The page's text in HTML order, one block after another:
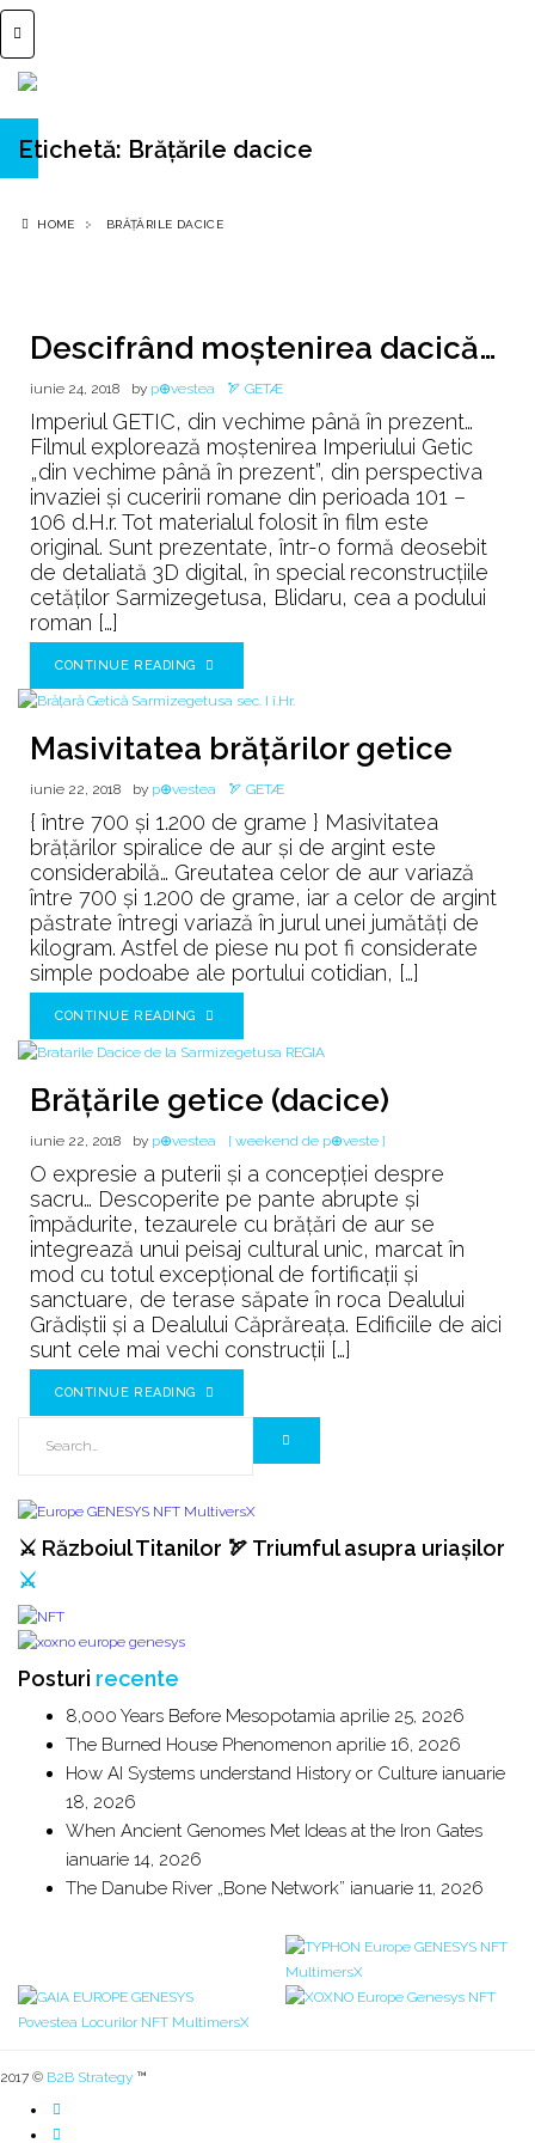
Etichetă: Brățările dacice
HOME BRĂȚĂRILE DACICE
Descifrând moştenirea dacică…
iunie 24, 2018 by p⊕vestea 🏹 GETÆ
Imperiul GETIC, din vechime până în prezent…
Filmul explorează moştenirea Imperiului Getic
„din vechime până în prezent”, din perspectiva
invaziei şi cuceririi romane din perioada 101 –
106 d.H.r. Tot materialul folosit în film este
original. Sunt prezentate, într-o formă deosebit
de detaliată 3D digital, în special reconstrucţiile
cetăţilor Sarmizegetusa, Blidaru, cea a podului
roman […]
CONTINUE READING
Masivitatea brățărilor getice
iunie 22, 2018 by p⊕vestea 🏹 GETÆ
{ între 700 şi 1.200 de grame } Masivitatea
brăţărilor spiralice de aur şi de argint este
considerabilă… Greutatea celor de aur variază
între 700 şi 1.200 de grame, iar a celor de argint
păstrate întregi variază în jurul unei jumătăţi de
kilogram. Astfel de piese nu pot fi considerate
simple podoabe ale portului cotidian, […]
CONTINUE READING
Brățările getice (dacice)
iunie 22, 2018 by p⊕vestea [ weekend de p⊕veste ]
O expresie a puterii şi a concepţiei despre
sacru… Descoperite pe pante abrupte şi
împădurite, tezaurele cu brăţări de aur se
integrează unui peisaj cultural unic, marcat în
mod cu totul excepţional de fortificaţii şi
sanctuare, de terase săpate în roca Dealului
Grădiştii şi a Dealului Căprăreaţa. Edificiile de aici
sunt cele mai vechi construcţii […]
CONTINUE READING
⚔️ Războiul Titanilor 🏹 Triumful asupra uriașilor
⚔️
Posturi recente
8,000 Years Before Mesopotamia aprilie 25, 2026
The Burned House Phenomenon aprilie 16, 2026
How AI Systems understand History or Culture ianuarie
18, 2026
When Ancient Genomes Met Ideas at the Iron Gates
ianuarie 14, 2026
The Danube River „Bone Network” ianuarie 11, 2026
2017 © B2B Strategy ™